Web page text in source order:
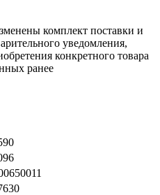
комплект поставки и
уведомления,
конкретного товара
ранее